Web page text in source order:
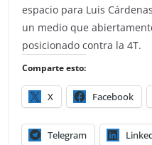
espacio para Luis
un medio que
posicionado contra la 4T.
Comparte esto:
X Facebook
Telegram